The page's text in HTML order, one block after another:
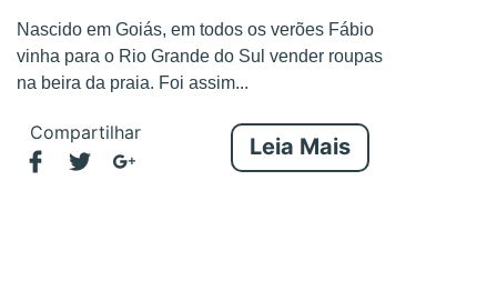
Nascido em Goiás, em todos os verões Fábio
vinha para o Rio Grande do Sul vender roupas
na beira da praia. Foi assim...
Compartilhar
Leia Mais